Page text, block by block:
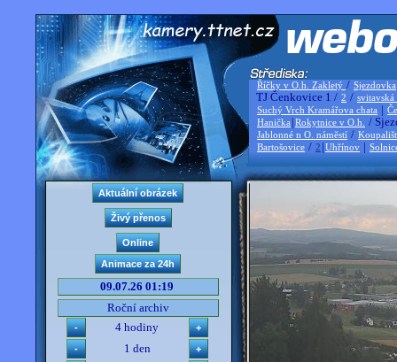
Říčky v O.h. Zakletý / Sjezdovka
TJ Čenkovice 1 / 2 / svitavská
Suchý Vrch Kramářova chata |
Hanička |Rokytnice v O.h. /
Jablonné n O. náměstí /
Bartošovice / 2 |Uhřínov |
09.07.26 01:19
Roční archiv
4 hodiny
1 den